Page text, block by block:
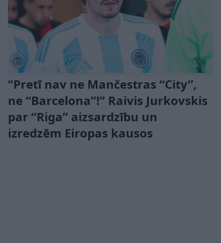
“Pretī nav ne Mančestras “City”,
ne “Barcelona”!” Raivis Jurkovskis
par “Riga” aizsardzību un
izredzēm Eiropas kausos